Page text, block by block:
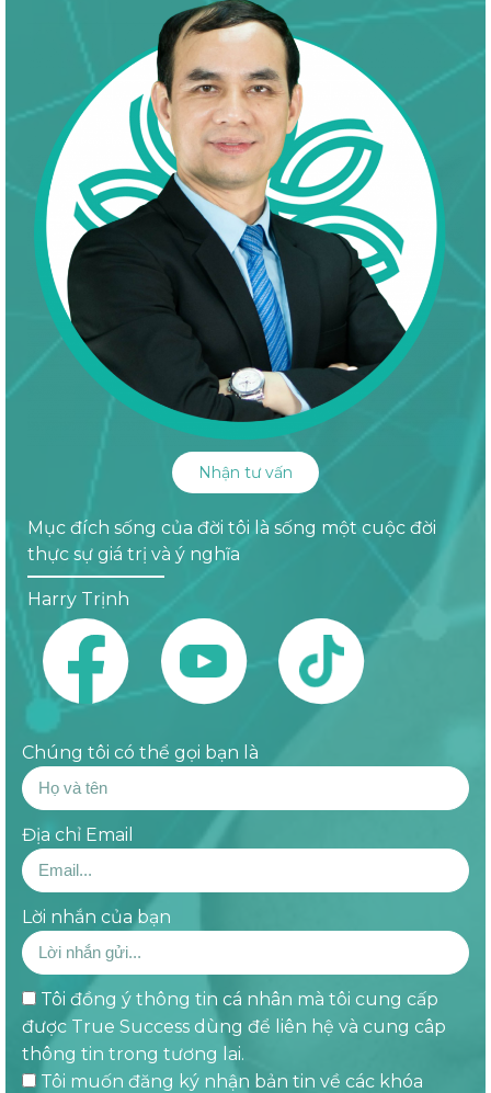
Nhận tư vấn
Mục đích sống của đời tôi là sống một cuộc đời
thực sự giá trị và ý nghĩa
Harry Trịnh
Chúng tôi có thể gọi bạn là
Địa chỉ Email
Lời nhắn của bạn
Tôi đồng ý thông tin cá nhân mà tôi cung cấp
được True Success dùng để liên hệ và cung câp
thông tin trong tương lai.
Tôi muốn đăng ký nhận bản tin về các khóa